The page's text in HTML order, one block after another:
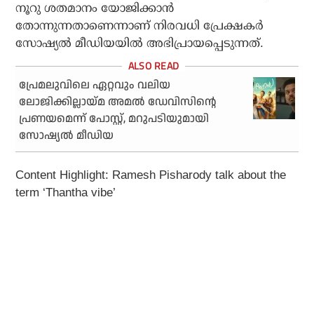
നൂറു ശതമാനം യോജിക്കാൻ
തോന്നുന്നതാണെന്നാണ് നിരവധി പ്രേക്ഷകർ
സോഷ്യൽ മീഡിയയിൽ അഭിപ്രായപ്പെടുന്നത്.
പ്രേമലുവിലെ ഏറ്റവും വലിയ
ലോജിക്കില്ലായ്മ അമല്‍ ഡേവിസിന്റെ
പ്രണയമെന്ന് പോസ്റ്റ്, മറുപടിയുമായി
സോഷ്യല്‍ മീഡിയ
Content Highlight: Ramesh Pisharody talk about the
term ‘Thantha vibe’